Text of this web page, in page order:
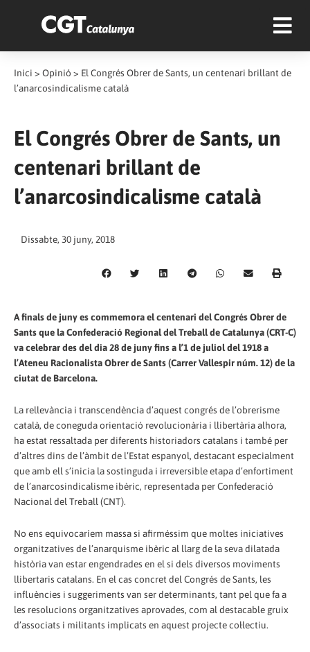
Inici > Opinió > El Congrés Obrer de Sants, un centenari brillant de
l’anarcosindicalisme català
El Congrés Obrer de Sants, un
centenari brillant de
l’anarcosindicalisme català
Dissabte, 30 juny, 2018
A finals de juny es commemora el centenari del Congrés Obrer de
Sants que la Confederació Regional del Treball de Catalunya (CRT-C)
va celebrar des del dia 28 de juny fins a l’1 de juliol del 1918 a
l’Ateneu Racionalista Obrer de Sants (Carrer Vallespir núm. 12) de la
ciutat de Barcelona.
La rellevància i transcendència d’aquest congrés de l’obrerisme
català, de coneguda orientació revolucionària i llibertària alhora,
ha estat ressaltada per diferents historiadors catalans i també per
d’altres dins de l’àmbit de l’Estat espanyol, destacant especialment
que amb ell s’inicia la sostinguda i irreversible etapa d’enfortiment
de l’anarcosindicalisme ibèric, representada per Confederació
Nacional del Treball (CNT).
No ens equivocaríem massa si afirméssim que moltes iniciatives
organitzatives de l’anarquisme ibèric al llarg de la seva dilatada
història van estar engendrades en el si dels diversos moviments
llibertaris catalans. En el cas concret del Congrés de Sants, les
influències i suggeriments van ser determinants, tant pel que fa a
les resolucions organitzatives aprovades, com al destacable gruix
d’associats i militants implicats en aquest projecte col·lectiu.